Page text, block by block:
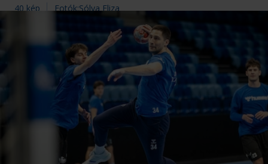
40kép Fotók:Sólya Eliza